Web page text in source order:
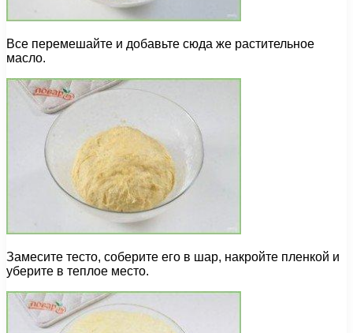
Все перемешайте и добавьте сюда же растительное
масло.
Замесите тесто, соберите его в шар, накройте пленкой и
уберите в теплое место.